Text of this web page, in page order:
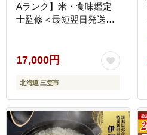
Aランク】米・食味鑑定
士監修＜最短翌日発送＞
17,000円
北海道 三笠市